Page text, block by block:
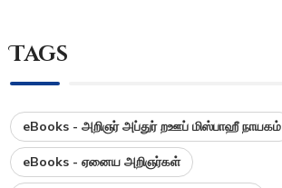
Tags
eBooks - அறிஞர் அப்துர் றஊப் மிஸ்பாஹீ நாயகம்
eBooks - ஏனைய அறிஞர்கள்